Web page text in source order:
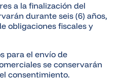
a la finalización del
durante seis (6) años,
obligaciones fiscales y
para el envío de
se conservarán
consentimiento.